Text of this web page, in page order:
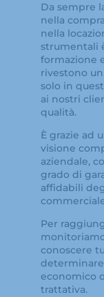
Da sempre
nella
nella
strumentali
formazione
rivestono
solo in
ai nostri
qualità.
È grazie ad
visione
aziendale,
grado di
affidabili
Per
conoscere
economico
trattativa.